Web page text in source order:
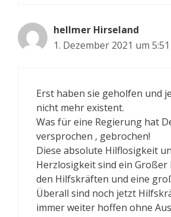
hellmer Hirseland
1. Dezember 2021 um
Erst haben sie geholfen und
nicht mehr existent.
Was für eine Regierung hat
versprochen , gebrochen!
Diese absolute Hilflosigkeit
Herzlosigkeit sind ein Großer
den Hilfskräften und eine
Überall sind noch jetzt
immer weiter hoffen ohne